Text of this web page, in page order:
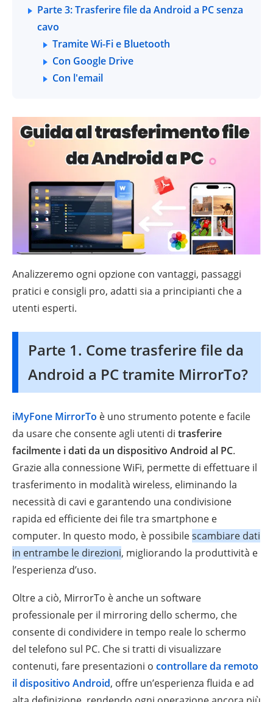
Parte 3: Trasferire file da Android a PC senza
cavo
Tramite Wi-Fi e Bluetooth
Con Google Drive
Con l'email
Analizzeremo ogni opzione con vantaggi, passaggi
pratici e consigli pro, adatti sia a principianti che a
utenti esperti.
Parte 1. Come trasferire file da
Android a PC tramite MirrorTo?
iMyFone MirrorTo è uno strumento potente e facile
da usare che consente agli utenti di trasferire
facilmente i dati da un dispositivo Android al PC.
Grazie alla connessione WiFi, permette di effettuare il
trasferimento in modalità wireless, eliminando la
necessità di cavi e garantendo una condivisione
rapida ed efficiente dei file tra smartphone e
computer. In questo modo, è possibilescambiare dati
in entrambe le direzioni, migliorando la produttività e
l’esperienza d’uso.
Oltre a ciò, MirrorTo è anche un software
professionale per il mirroring dello schermo, che
consente di condividere in tempo reale lo schermo
del telefono sul PC. Che si tratti di visualizzare
contenuti, fare presentazioni o controllare da remoto
il dispositivo Android, offre un’esperienza fluida e ad